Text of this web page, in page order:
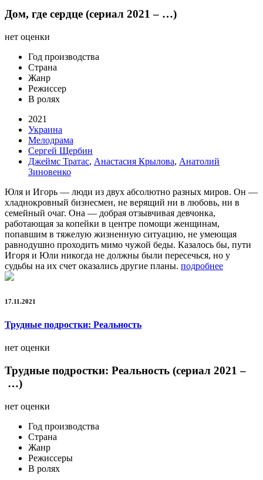
Дом, где сердце (сериал 2021 – …)
нет оценки
Год производства
Страна
Жанр
Режиссер
В ролях
2021
Украина
Мелодрама
Сергей Щербин
Джеймс Тратас, Анастасия Крылова, Анатолий
Зиновенко
Юля и Игорь — люди из двух абсолютно разных миров. Он —
хладнокровный бизнесмен, не верящий ни в любовь, ни в
семейный очаг. Она — добрая отзывчивая девчонка,
работающая за копейки в центре помощи женщинам,
попавшим в тяжелую жизненную ситуацию, не умеющая
равнодушно проходить мимо чужой беды. Казалось бы, пути
Игоря и Юли никогда не должны были пересечься, но у
судьбы на их счет оказались другие планы. подробнее
17.11.2021
Трудные подростки: Реальность
нет оценки
Трудные подростки: Реальность (сериал 2021 –
…)
нет оценки
Год производства
Страна
Жанр
Режиссеры
В ролях